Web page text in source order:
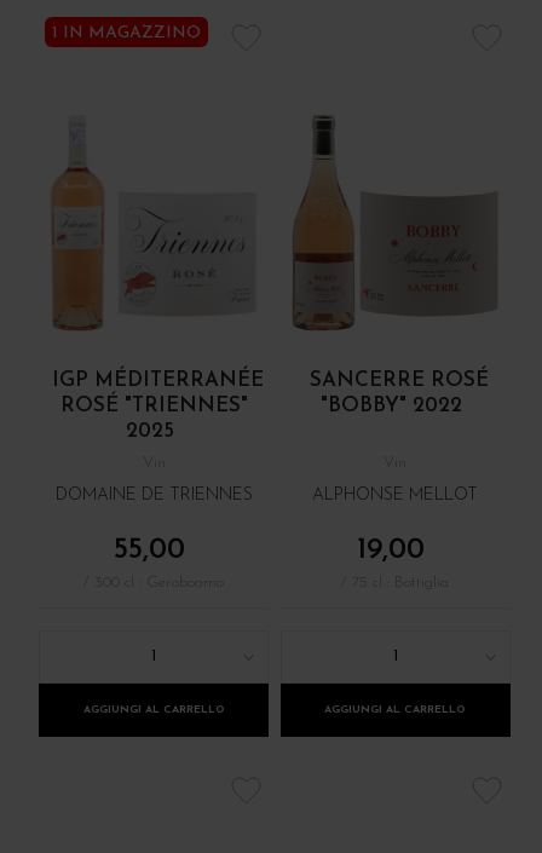
1 IN MAGAZZINO
IGP MÉDITERRANÉE
ROSÉ "TRIENNES"
2025
DOMAINE DE TRIENNES
55,00
/ 300 cl : Geroboamo
1
AGGIUNGI AL CARRELLO
SANCERRE ROSÉ
"BOBBY" 2022
ALPHONSE MELLOT
19,00
1
AGGIUNGI AL CARRELLO